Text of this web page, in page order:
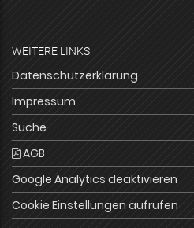
WEITERE LINKS
Datenschutzerklärung
Impressum
Suche
AGB
Google Analytics deaktivieren
Cookie Einstellungen aufrufen